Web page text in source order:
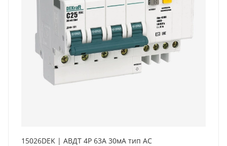
15026DEK | АВДТ 4Р 63А 30мА тип AC